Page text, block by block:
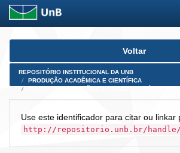
Skip
Voltar
REPOSITÓRIO INSTITUCIONAL DA UNB
PRODUÇÃO ACADÊMICA E CIENTÍFICA
Use este identificador para citar ou linkar
http://repositorio.unb.br/handle/